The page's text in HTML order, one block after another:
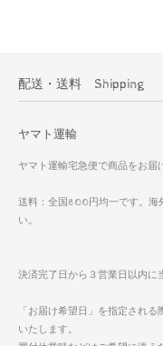
配送・送料 Shipping
ヤマト運輸
ヤマト運輸宅急便で商品をお届
送料：全国800円均一です。海
い。
決済完了日から３営業日以内に
「お届け希望日」を指定され
いたします。